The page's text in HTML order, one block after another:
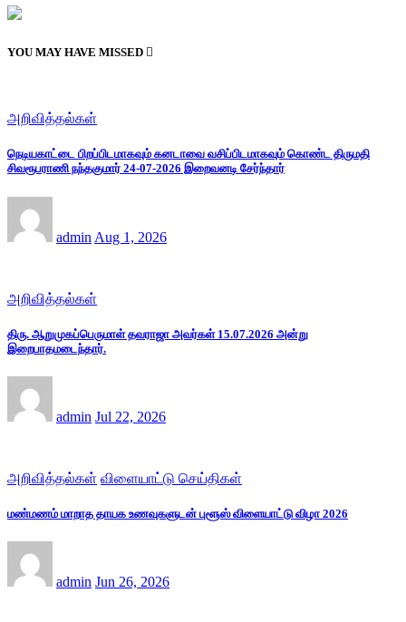
YOU MAY HAVE MISSED
அறிவித்தல்கள்
நெடியகாட்டை பிறப்பிடமாகவும் கனடாவை வசிப்பிடமாகவும் கொண்ட திருமதி
சிவரூபராணி நந்தகுமார் 24-07-2026 இறைவனடி சேர்ந்தார்
admin Aug 1, 2026
அறிவித்தல்கள்
திரு. ஆறுமுகப்பெருமாள் தவராஜா அவர்கள் 15.07.2026 அன்று
இறைபாதமடைந்தார்.
admin Jul 22, 2026
அறிவித்தல்கள் விளையாட்டு செய்திகள்
மண்மணம் மாறாத தாயக உணவுகளுடன் புளூஸ் விளையாட்டு விழா 2026
admin Jun 26, 2026